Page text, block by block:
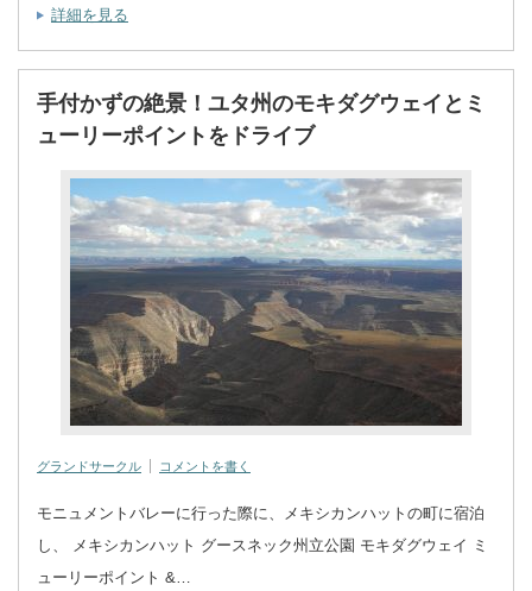
詳細を見る
手付かずの絶景！ユタ州のモキダグウェイとミ
ューリーポイントをドライブ
グランドサークル コメントを書く
モニュメントバレーに行った際に、メキシカンハットの町に宿泊
し、 メキシカンハット グースネック州立公園 モキダグウェイ ミ
ューリーポイント &…